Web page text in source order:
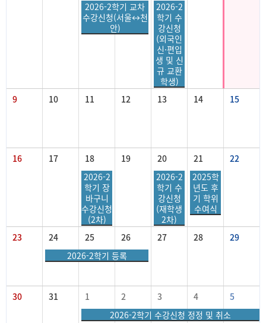
2026-2학기 교차
수강신청(서울↔천
안)
2026-2
학기 수
강신청
(외국인
신·편입
생 및 신
규 교환
학생)
9
10 11 12 13 14 15
16 17 18 19 20 21
22
2026-2
학기 장
바구니
수강신청
(2차)
2026-2
학기 수
강신청
(재학생
2차)
2025학
년도 후
기 학위
수여식
23 24 25 26 27 28
29
2026-2학기 등록
30 31 1 2 3 4
5
2026-2학기 수강신청 정정 및 취소